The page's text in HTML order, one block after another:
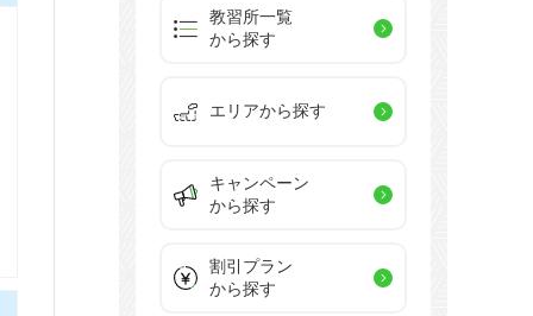
教習所一覧
から探す
エリアから探す
キャンペーン
から探す
割引プラン
から探す